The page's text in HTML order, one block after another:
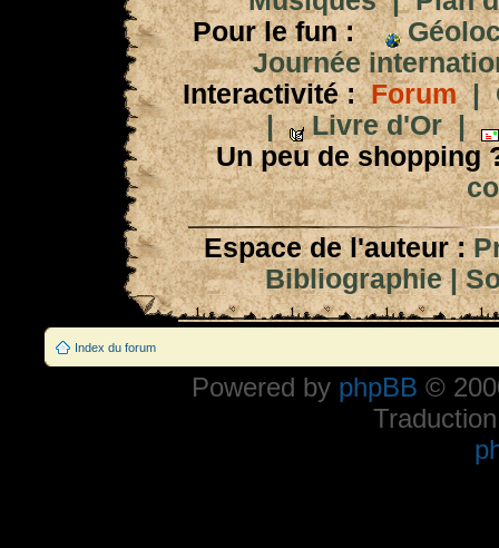
Pour le fun :
Journée
Interactivité : Forum|
|
Livre d'Or|
Un peu de shopping
Espace de l'auteur :
Bibliographie|
Index du forum
Powered by phpBB ©